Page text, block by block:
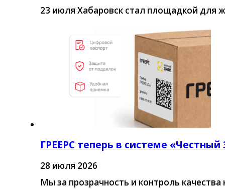
23 июля Хабаровск стал площадкой для
ГРЕЕРС теперь в системе
28 июля 2026
Мы за прозрачность и контроль